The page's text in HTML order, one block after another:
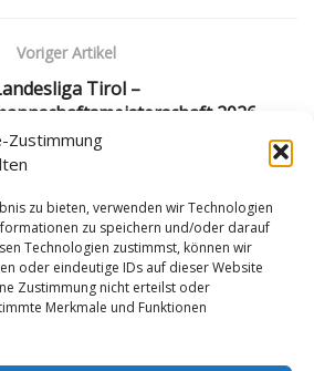
Zustimmung
zu bieten, verwenden wir Technologien
zu speichern und/oder darauf
Technologien zustimmst, können wir
oder eindeutige IDs auf dieser Website
Zustimmung nicht erteilst oder
Merkmale und Funktionen
Voriger Artikel
Tirol –
2026
Nächster Artikel
Cookie-Richtlinie (EU)